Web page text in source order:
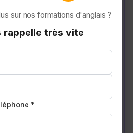
💨
Liver
Kidneys
Reins
sur nos formations d'anglais ?
rappelle très vite
*